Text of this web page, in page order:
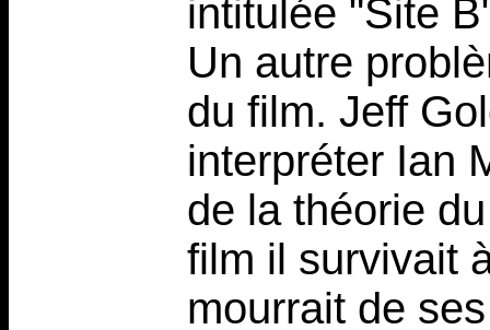
intitulée "Site
Un autre
du film. Jeff
interpréter Ian
de la théorie
film il survivait
mourrait de